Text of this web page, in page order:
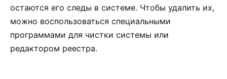
остаются его следы в системе. Чтобы удалить их,
можно воспользоваться специальными
программами для чистки системы или
редактором реестра.